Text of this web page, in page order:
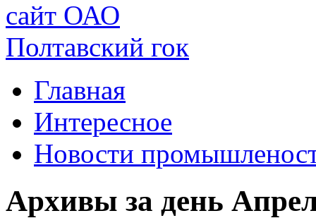
Главная
Интересное
Новости
Архивы за день